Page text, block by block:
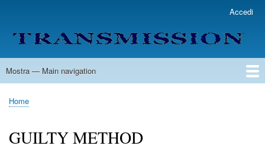
contenuto
principale
account
menu
Accedi
Main
Mostra — Main navigation
Home
Lista Autori
Contatti
Spedizione & Consegna
Legenda
Condizioni per l'uso
Briciole
pane
Home
GUILTY METHOD